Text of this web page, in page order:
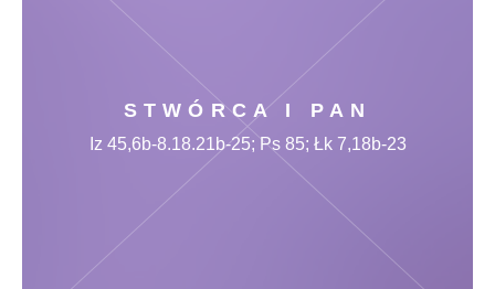
STWÓRCA I PAN
Iz 45,6b-8.18.21b-25; Ps 85; Łk 7,18b-23